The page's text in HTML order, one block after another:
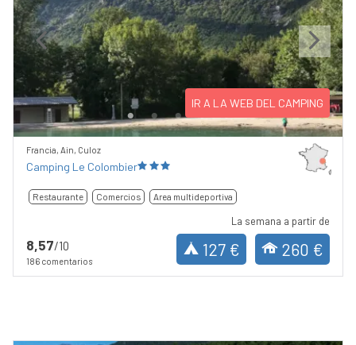
Previous Next
IR A LA WEB DEL CAMPING
Francia, Ain, Culoz
Camping Le Colombier
Restaurante Comercios Area multideportiva
8,57/10
186 comentarios
La semana a partir de
127 € 260 €